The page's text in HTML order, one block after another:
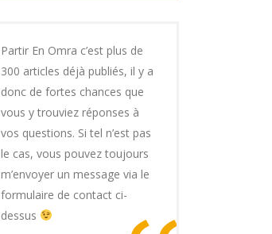
Partir En Omra c’est plus de
300 articles déjà publiés, il y a
donc de fortes chances que
vous y trouviez réponses à
vos questions. Si tel n’est pas
le cas, vous pouvez toujours
m’envoyer un message via le
formulaire de contact ci-
dessus